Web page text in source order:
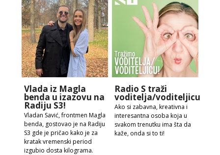
Vlada iz Magla
benda u izazovu na
Radiju S3!
Vladan Savić, frontmen Magla
benda, gostovao je na Radiju
S3 gde je pričao kako je za
kratak vremenski period
izgubio dosta kilograma.
Radio S traži
voditelja/voditeljicu!
Ako si zabavna, kreativna i
interesantna osoba koja u
svakom trenutku ima šta da
kaže, onda si to ti!